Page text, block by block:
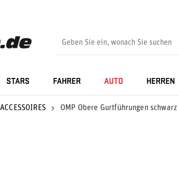
STARS FAHRER AUTO HERREN
OMP Obere Gurtführungen schwarz